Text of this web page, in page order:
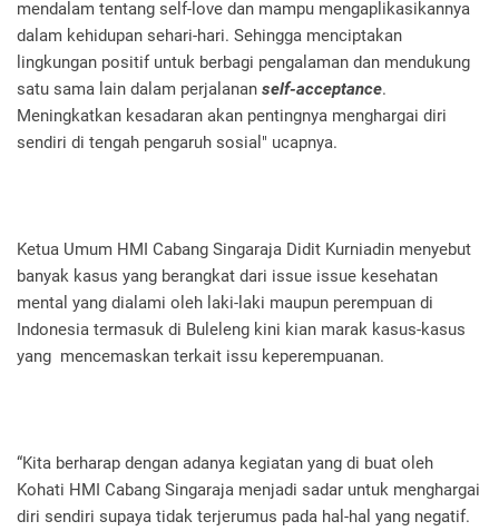
mendalam tentang self-love dan mampu mengaplikasikannya
dalam kehidupan sehari-hari. Sehingga menciptakan
lingkungan positif untuk berbagi pengalaman dan mendukung
satu sama lain dalam perjalanan self-acceptance.
Meningkatkan kesadaran akan pentingnya menghargai diri
sendiri di tengah pengaruh sosial" ucapnya.
Ketua Umum HMI Cabang Singaraja Didit Kurniadin menyebut
banyak kasus yang berangkat dari issue issue kesehatan
mental yang dialami oleh laki-laki maupun perempuan di
Indonesia termasuk di Buleleng kini kian marak kasus-kasus
yang mencemaskan terkait issu keperempuanan.
“Kita berharap dengan adanya kegiatan yang di buat oleh
Kohati HMI Cabang Singaraja menjadi sadar untuk menghargai
diri sendiri supaya tidak terjerumus pada hal-hal yang negatif.